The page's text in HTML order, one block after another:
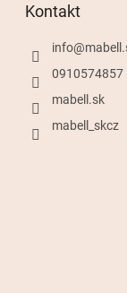
Kontakt
info@
0910574857
mabell.sk
mabell_skcz